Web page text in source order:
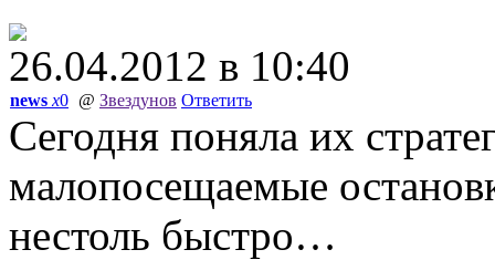
26.04.2012 в 10:40
news x0 @ Звездунов Ответить
Сегодня поняла их
малопосещаемые
нестоль быстро…